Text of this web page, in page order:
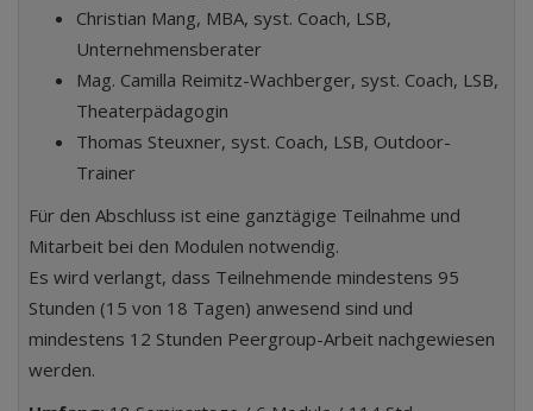
Christian Mang, MBA, syst. Coach, LSB,
Unternehmensberater
Mag. Camilla Reimitz-Wachberger, syst. Coach, LSB,
Theaterpädagogin
Thomas Steuxner, syst. Coach, LSB, Outdoor-
Trainer
Für den Abschluss ist eine ganztägige Teilnahme und
Mitarbeit bei den Modulen notwendig.
Es wird verlangt, dass Teilnehmende mindestens 95
Stunden (15 von 18 Tagen) anwesend sind und
mindestens 12 Stunden Peergroup-Arbeit nachgewiesen
werden.